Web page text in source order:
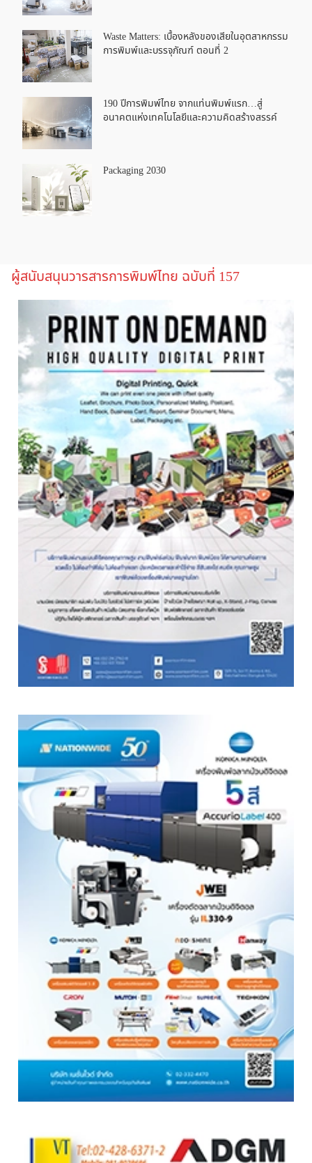
Waste Matters: เบื้องหลังของเสียในอุตสาหกรรม
การพิมพ์และบรรจุภัณฑ์ ตอนที่ 2
190 ปีการพิมพ์ไทย จากแท่นพิมพ์แรก…สู่
อนาคตแห่งเทคโนโลยีและความคิดสร้างสรรค์
Packaging 2030
ผู้สนับสนุนวารสารการพิมพ์ไทย ฉบับที่ 157